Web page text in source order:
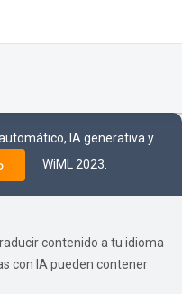
IA generativa y
WiML 2023.
contenido a tu idioma
con IA pueden contener